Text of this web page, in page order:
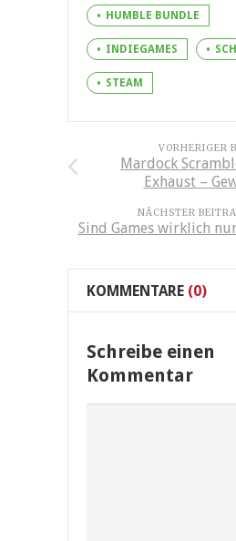
HUMBLE BUNDLE
INDIEGAMES
STEAM
VORHERIGER
Mardock
Exhaust –
NÄCHSTER
Sind Games wirklich
KOMMENTARE (0)
Schreibe einen
Kommentar